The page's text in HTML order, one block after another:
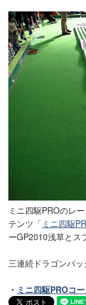
ミニ四駆PROのレ
テンツ「 ミニ四駆
ーGP2010浅草とス
三連続ドラゴンバッ
・ ミニ四駆PROコ